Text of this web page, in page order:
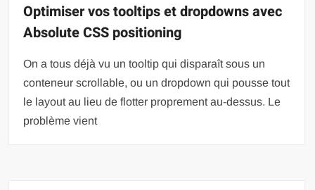
Optimiser vos tooltips et dropdowns avec
Absolute CSS positioning
On a tous déjà vu un tooltip qui disparaît sous un
conteneur scrollable, ou un dropdown qui pousse tout
le layout au lieu de flotter proprement au-dessus. Le
problème vient